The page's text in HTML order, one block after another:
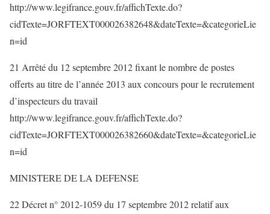
http://www.legifrance.gouv.fr/affichTexte.do?
cidTexte=JORFTEXT000026382648&dateTexte=&categorieLie
n=id
21 Arrêté du 12 septembre 2012 fixant le nombre de postes
offerts au titre de l’année 2013 aux concours pour le recrutement
d’inspecteurs du travail
http://www.legifrance.gouv.fr/affichTexte.do?
cidTexte=JORFTEXT000026382660&dateTexte=&categorieLie
n=id
MINISTERE DE LA DEFENSE
22 Décret n° 2012-1059 du 17 septembre 2012 relatif aux